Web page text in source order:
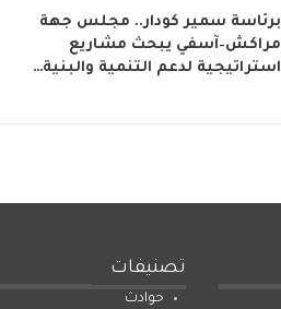
برئاسة سمير كودار.. مجلس جهة
مراكش–آسفي يبحث مشاريع
استراتيجية لدعم التنمية والبنية…
تصنيفات
حوادث